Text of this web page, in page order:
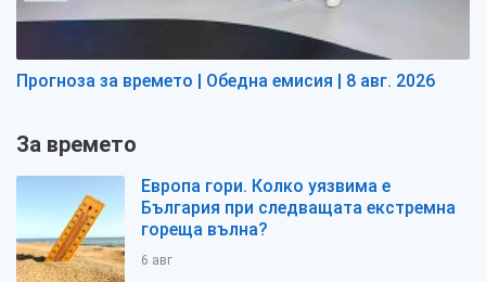
Прогноза за времето | Обедна емисия | 8 авг. 2026
За времето
Европа гори. Колко уязвима е
България при следващата екстремна
гореща вълна?
6 авг